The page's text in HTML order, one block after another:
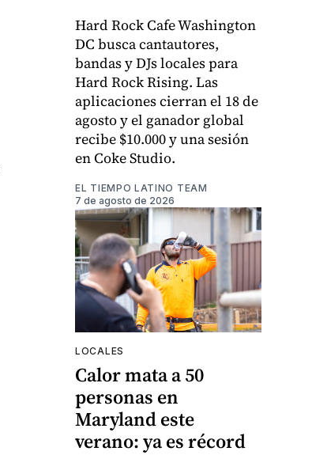
Hard Rock Cafe Washington
DC busca cantautores,
bandas y DJs locales para
Hard Rock Rising. Las
aplicaciones cierran el 18 de
agosto y el ganador global
recibe $10.000 y una sesión
en Coke Studio.
EL TIEMPO LATINO TEAM
7 de agosto de 2026
LOCALES
Calor mata a 50
personas en
Maryland este
verano: ya es récord